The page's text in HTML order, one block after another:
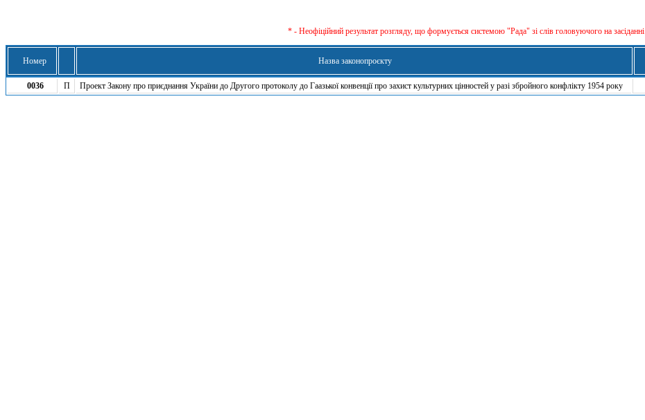
* - Неофіційний результат розгляду, що формується сиcтемою "Рада" зі слів головуючого на засіданні
Номер Назва законопроєкту
0036 П Проект Закону про приєднання України до Другого протоколу до Гаазької конвенції про захист культурних цінностей у разі збройного конфлікту 1954 року